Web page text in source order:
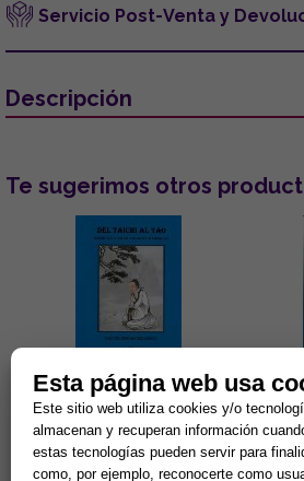
Servicio Post-Venta y
Descripción
Te sugerimos otros
DEL TAI CHI AL TAO:
ESPIRITUALIDAD EN LAS
ARTES MARCIALES
"Aunque en Occidente el Tai
Chi es solamente conocido
LA
Todo
sobre
Esta página web usa
Este sitio web utiliza cookies y/o
almacenan y recuperan información
estas tecnologías pueden servir para
como, por ejemplo, reconocerte como